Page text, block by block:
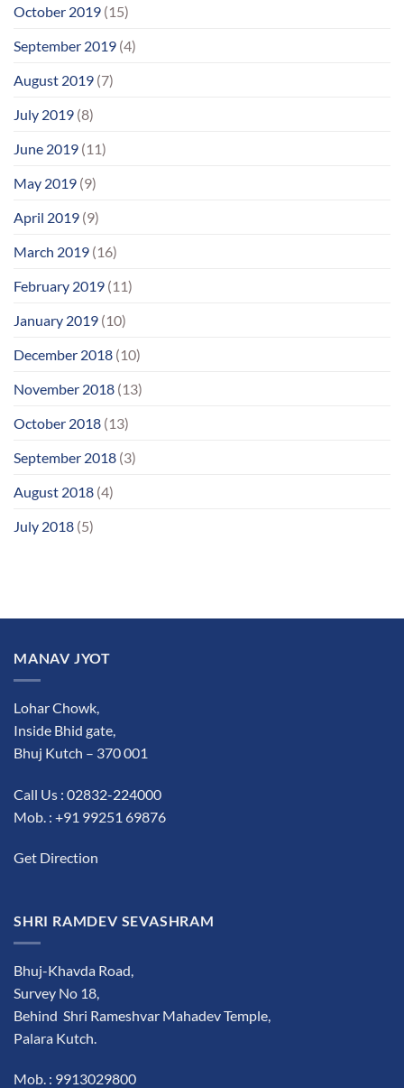
October 2019 (15)
September 2019 (4)
August 2019 (7)
July 2019 (8)
June 2019 (11)
May 2019 (9)
April 2019 (9)
March 2019 (16)
February 2019 (11)
January 2019 (10)
December 2018 (10)
November 2018 (13)
October 2018 (13)
September 2018 (3)
August 2018 (4)
July 2018 (5)
MANAV JYOT
Lohar Chowk,
Inside Bhid gate,
Bhuj Kutch – 370 001
Call Us : 02832-224000
Mob. : +91 99251 69876
Get Direction
SHRI RAMDEV SEVASHRAM
Bhuj-Khavda Road,
Survey No 18,
Behind Shri Rameshvar Mahadev Temple,
Palara Kutch.
Mob. : 9913029800